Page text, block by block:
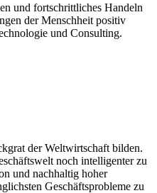
und fortschrittliches Handeln
der Menschheit positiv
und Consulting.
der Weltwirtschaft bilden.
noch intelligenter zu
und nachhaltig hoher
Geschäftsprobleme zu